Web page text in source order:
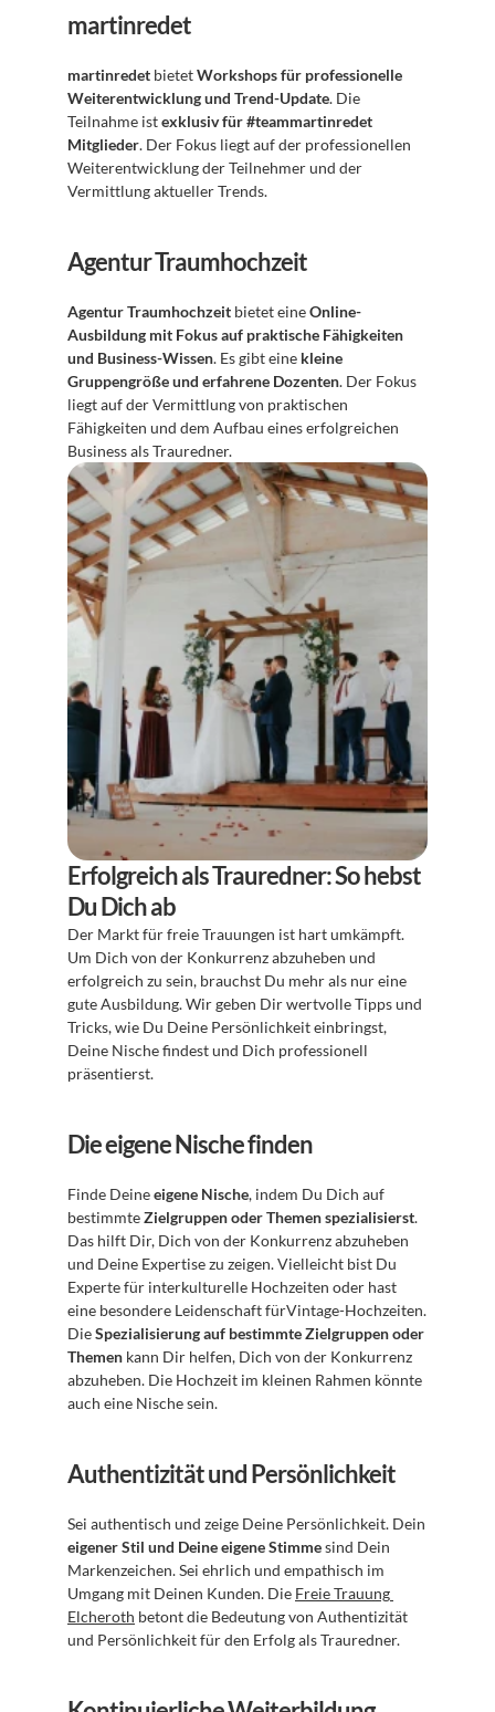
martinredet
martinredet bietet Workshops für professionelle
Weiterentwicklung und Trend-Update. Die
Teilnahme ist exklusiv für #teammartinredet
Mitglieder. Der Fokus liegt auf der professionellen
Weiterentwicklung der Teilnehmer und der
Vermittlung aktueller Trends.
Agentur Traumhochzeit
Agentur Traumhochzeit bietet eine Online-
Ausbildung mit Fokus auf praktische Fähigkeiten
und Business-Wissen. Es gibt eine kleine
Gruppengröße und erfahrene Dozenten. Der Fokus
liegt auf der Vermittlung von praktischen
Fähigkeiten und dem Aufbau eines erfolgreichen
Business als Trauredner.
Erfolgreich als Trauredner: So hebst
Du Dich ab
Der Markt für freie Trauungen ist hart umkämpft.
Um Dich von der Konkurrenz abzuheben und
erfolgreich zu sein, brauchst Du mehr als nur eine
gute Ausbildung. Wir geben Dir wertvolle Tipps und
Tricks, wie Du Deine Persönlichkeit einbringst,
Deine Nische findest und Dich professionell
präsentierst.
Die eigene Nische finden
Finde Deine eigene Nische, indem Du Dich auf
bestimmte Zielgruppen oder Themen spezialisierst.
Das hilft Dir, Dich von der Konkurrenz abzuheben
und Deine Expertise zu zeigen. Vielleicht bist Du
Experte für interkulturelle Hochzeiten oder hast
eine besondere Leidenschaft fürVintage-Hochzeiten.
Die Spezialisierung auf bestimmte Zielgruppen oder
Themen kann Dir helfen, Dich von der Konkurrenz
abzuheben. Die Hochzeit im kleinen Rahmen könnte
auch eine Nische sein.
Authentizität und Persönlichkeit
eigener Stil und Deine eigene Stimme sind Dein
Markenzeichen. Sei ehrlich und empathisch im
Umgang mit Deinen Kunden. Die Freie Trauung
Elcheroth betont die Bedeutung von Authentizität
und Persönlichkeit für den Erfolg als Trauredner.